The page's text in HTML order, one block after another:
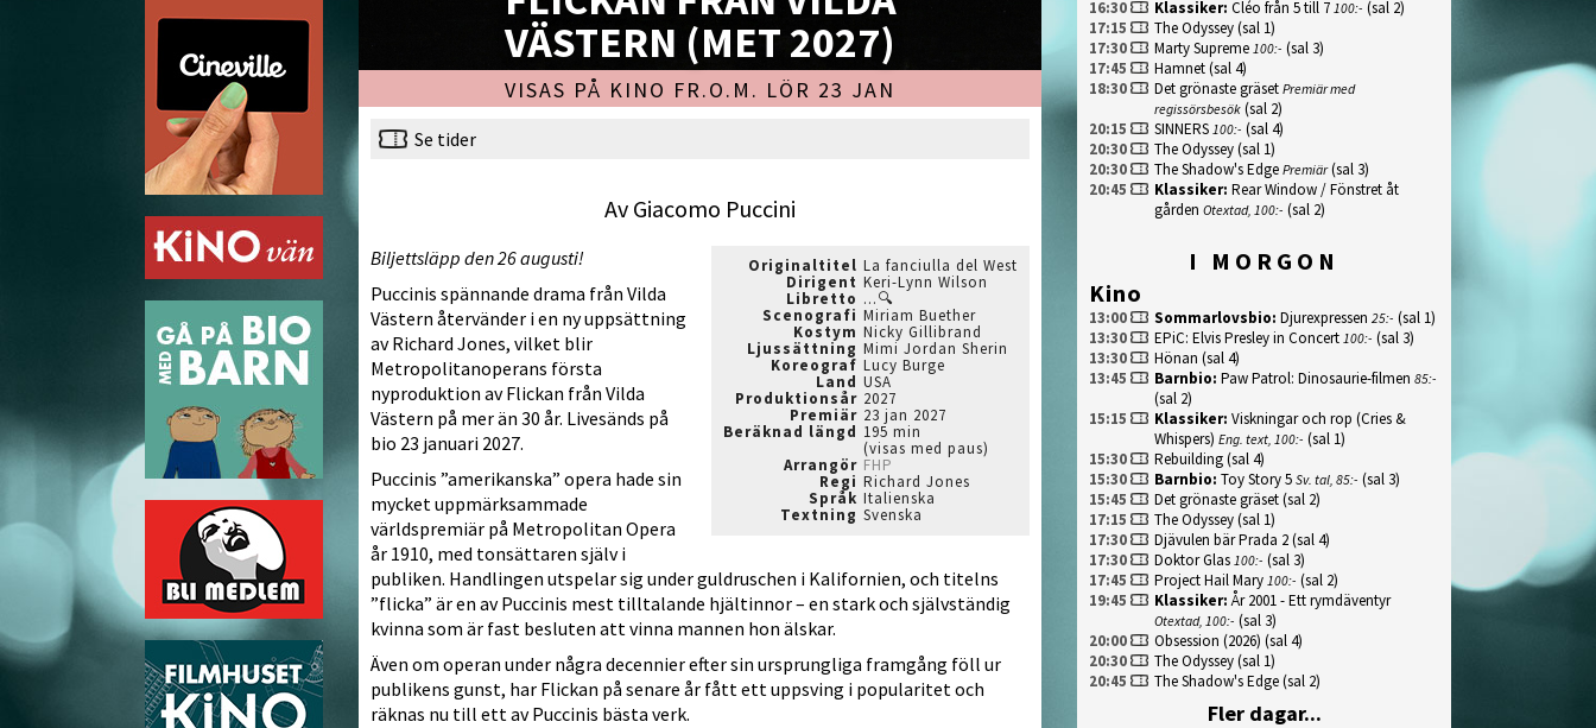
16:30
Klassiker: Cléo från 5 till 7 100:- (sal 2)
17:15
The Odyssey(sal 1)
17:30
Marty Supreme 100:- (sal 3)
17:45
Hamnet(sal 4)
18:30
Det grönaste gräset Premiär med
regissörsbesök (sal 2)
20:15
SINNERS 100:- (sal 4)
20:30
The Odyssey(sal 1)
20:30
The Shadow's Edge Premiär(sal 3)
20:45
Klassiker: Rear Window / Fönstret åt
gården Otextad, 100:- (sal 2)
I MORGON
Kino
13:00 Sommarlovsbio: Djurexpressen 25:- (sal 1)
13:30
EPiC: Elvis Presley in Concert 100:- (sal 3)
13:30
Hönan (sal 4)
13:45
Barnbio: Paw Patrol: Dinosaurie-filmen 85:-
(sal 2)
15:15
Klassiker: Viskningar och rop (Cries &
Whispers) Eng. text, 100:- (sal 1)
15:30
Rebuilding(sal 4)
15:30
Barnbio: Toy Story 5 Sv. tal, 85:- (sal 3)
15:45
Det grönaste gräset(sal 2)
17:15
The Odyssey(sal 1)
17:30
Djävulen bär Prada 2(sal 4)
17:30
Doktor Glas 100:- (sal 3)
17:45
Project Hail Mary 100:- (sal 2)
19:45
Klassiker: År 2001 - Ett rymdäventyr
Otextad, 100:- (sal 3)
20:00
Obsession (2026) (sal 4)
20:30
The Odyssey(sal 1)
20:45
The Shadow's Edge(sal 2)
Fler dagar...
VÄSTERN (MET 2027)
VISAS PÅ KINO FR.O.M. LÖR 23 JAN
Se tider
Av Giacomo Puccini
Originaltitel
Dirigent
Libretto
Scenografi
Kostym
Ljussättning
Koreograf
Land
Produktionsår
Premiär
Beräknad längd
Arrangör
Regi
Språk
Textning
La fanciulla del West
Keri-Lynn Wilson
...🔍
Miriam Buether
Nicky Gillibrand
Mimi Jordan Sherin
Lucy Burge
USA
2027
23 jan 2027
195 min
(visas med paus)
FHP
Richard Jones
Italienska
Svenska
Biljettsläpp den 26 augusti!
Puccinis spännande drama från Vilda
Västern återvänder i en ny uppsättning
av Richard Jones, vilket blir
Metropolitanoperans första
nyproduktion av Flickan från Vilda
Västern på mer än 30 år. Livesänds på
bio 23 januari 2027.
Puccinis ”amerikanska” opera hade sin
mycket uppmärksammade
världspremiär på Metropolitan Opera
år 1910, med tonsättaren själv i
publiken. Handlingen utspelar sig under guldruschen i Kalifornien, och titelns
”flicka” är en av Puccinis mest tilltalande hjältinnor – en stark och självständig
kvinna som är fast besluten att vinna mannen hon älskar.
Även om operan under några decennier efter sin ursprungliga framgång föll ur
publikens gunst, har Flickan på senare år fått ett uppsving i popularitet och
räknas nu till ett av Puccinis bästa verk.